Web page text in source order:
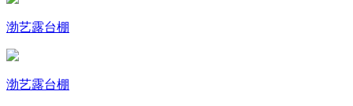
渤艺露台棚
渤艺露台棚